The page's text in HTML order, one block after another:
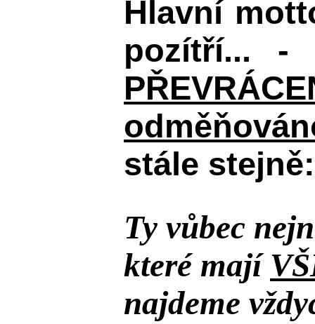
Hlavní
pozítří...
stále stejně:
Ty vůbec
které mají
najdeme